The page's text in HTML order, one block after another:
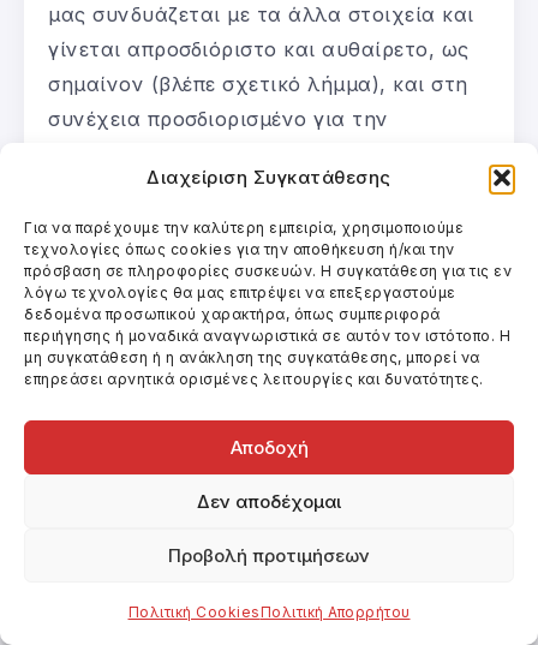
Διαχείριση Συγκατάθεσης
Για να παρέχουμε την καλύτερη εμπειρία, χρησιμοποιούμε
τεχνολογίες όπως cookies για την αποθήκευση ή/και την
πρόσβαση σε πληροφορίες συσκευών. Η συγκατάθεση για τις εν
λόγω τεχνολογίες θα μας επιτρέψει να επεξεργαστούμε
δεδομένα προσωπικού χαρακτήρα, όπως συμπεριφορά
περιήγησης ή μοναδικά αναγνωριστικά σε αυτόν τον ιστότοπο. Η
μη συγκατάθεση ή η ανάκληση της συγκατάθεσης, μπορεί να
επηρεάσει αρνητικά ορισμένες λειτουργίες και δυνατότητες.
Αποδοχή
Δεν αποδέχομαι
Προβολή προτιμήσεων
Πολιτική CookiesΠολιτική Απορρήτου
μας συνδυάζεται με τα άλλα στοιχεία και
γίνεται απροσδιόριστο και αυθαίρετο, ως
σημαίνον (βλέπε σχετικό λήμμα), και στη
συνέχεια προσδιορισμένο για την
σχετικό λήμμα).
Τα σύμβολα έχουν τη ρίζα τους στο μύθο
(βλέπε σχετικό λήμμα) και στα μυθικά
στοιχεία. Μεταφέρονται από γενιά σε
γενιά μέσω των αφηγήσεων και
προσδιορίζονται κάθε φορά με
ανανεωμένο αφηγηματικό φορτίο.
Σύνταγμα κωδίκων
: Ονομάζουμε
που δομείται μέσα σε μία αφηγηματική